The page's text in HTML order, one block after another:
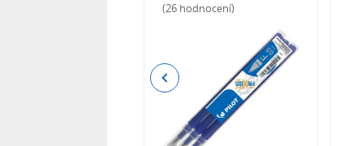
(26 hodnocení)
Previous